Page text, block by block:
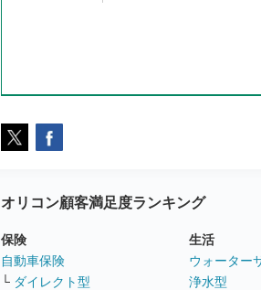
オリコン顧客満足度ランキング
保険
自動車保険
└ ダイレクト型
生活
ウォーター
浄水型